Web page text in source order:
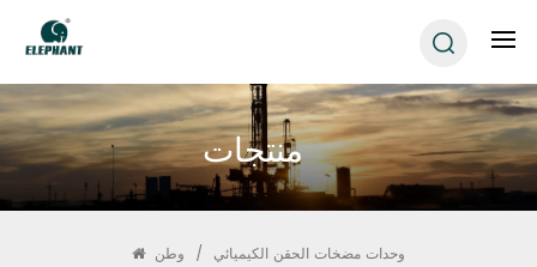
منتجات
/ وحدات مضخات الحقن الكيميائي